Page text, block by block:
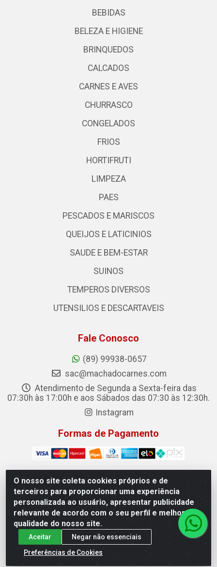
O nosso site coleta cookies próprios e de
terceiros para proporcionar uma experiência
personalizada ao usuário, apresentar publicidade
relevante de acordo com o seu perfil e melhorar a
qualidade do nosso site.
Aceitar
Negar não essenciais
Preferências de Cookies
BEBIDAS
BELEZA E HIGIENE
BRINQUEDOS
CALCADOS
CARNES E AVES
CHURRASCO
CONGELADOS
FRIOS
HORTIFRUTI
LIMPEZA
PAES
PESCADOS E MARISCOS
QUEIJOS E LATICINIOS
SAUDE E BEM-ESTAR
SUINOS
TEMPEROS DIVERSOS
UTENSILIOS E DESCARTAVEIS
Fale Conosco
(89) 99938-0657
sac@machadocarnes.com
Atendimento de Segunda a Sexta-feira das
07:30h às 17:00h e aos Sábados das 07:30 às 12:30h.
Instagram
Formas de Pagamento
Machado Carnes Distribuidora de Alimentos LTDA -
Logradouro: Avenida Candido Aleixo, 148 - Centro - Oeiras/PI
- CEP 64.500-000 - 31.391.008/0001-50